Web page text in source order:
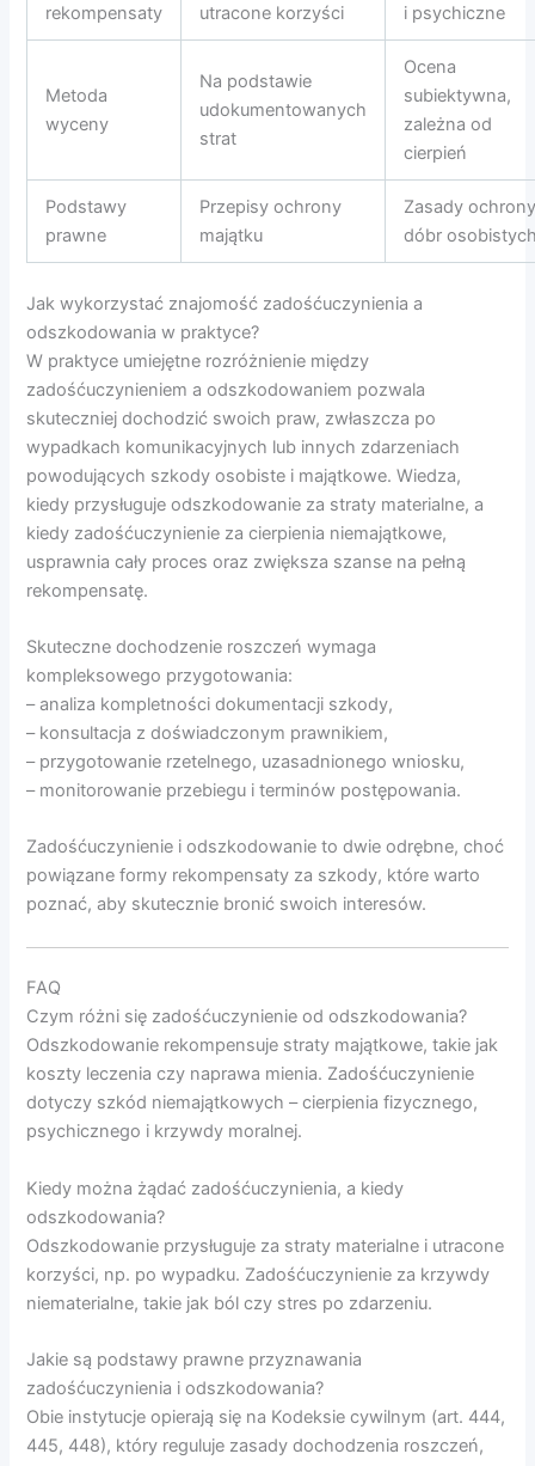
rekompensaty
utracone korzyści
i psychiczne
Metoda
wyceny
Na podstawie
udokumentowanych
strat
Ocena
subiektywna,
zależna od
cierpień
Podstawy
prawne
Przepisy ochrony
majątku
Zasady
dóbr
Jak wykorzystać znajomość zadośćuczynienia a
odszkodowania w praktyce?
W praktyce umiejętne rozróżnienie między
zadośćuczynieniem a odszkodowaniem pozwala
skuteczniej dochodzić swoich praw, zwłaszcza po
wypadkach komunikacyjnych lub innych zdarzeniach
powodujących szkody osobiste i majątkowe. Wiedza,
kiedy przysługuje odszkodowanie za straty materialne, a
kiedy zadośćuczynienie za cierpienia niemajątkowe,
usprawnia cały proces oraz zwiększa szanse na pełną
rekompensatę.
Skuteczne dochodzenie roszczeń wymaga
kompleksowego przygotowania:
– analiza kompletności dokumentacji szkody,
– konsultacja z doświadczonym prawnikiem,
– przygotowanie rzetelnego, uzasadnionego wniosku,
– monitorowanie przebiegu i terminów postępowania.
Zadośćuczynienie i odszkodowanie to dwie odrębne, choć
powiązane formy rekompensaty za szkody, które warto
poznać, aby skutecznie bronić swoich interesów.
FAQ
Czym różni się zadośćuczynienie od odszkodowania?
Odszkodowanie rekompensuje straty majątkowe, takie jak
koszty leczenia czy naprawa mienia. Zadośćuczynienie
dotyczy szkód niemajątkowych – cierpienia fizycznego,
psychicznego i krzywdy moralnej.
Kiedy można żądać zadośćuczynienia, a kiedy
odszkodowania?
Odszkodowanie przysługuje za straty materialne i utracone
korzyści, np. po wypadku. Zadośćuczynienie za krzywdy
niematerialne, takie jak ból czy stres po zdarzeniu.
Jakie są podstawy prawne przyznawania
zadośćuczynienia i odszkodowania?
Obie instytucje opierają się na Kodeksie cywilnym (art. 444,
445, 448), który reguluje zasady dochodzenia roszczeń,